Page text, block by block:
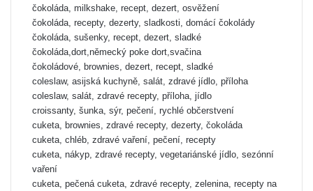
čokoláda, milkshake, recept, dezert, osvěžení
čokoláda, recepty, dezerty, sladkosti, domácí čokolády
čokoláda, sušenky, recept, dezert, sladké
čokoláda,dort,německý poke dort,svačina
čokoládové, brownies, dezert, recept, sladké
coleslaw, asijská kuchyně, salát, zdravé jídlo, příloha
coleslaw, salát, zdravé recepty, příloha, jídlo
croissanty, šunka, sýr, pečení, rychlé občerstvení
cuketa, brownies, zdravé recepty, dezerty, čokoláda
cuketa, chléb, zdravé vaření, pečení, recepty
cuketa, nákyp, zdravé recepty, vegetariánské jídlo, sezónní
vaření
cuketa, pečená cuketa, zdravé recepty, zelenina, recepty na